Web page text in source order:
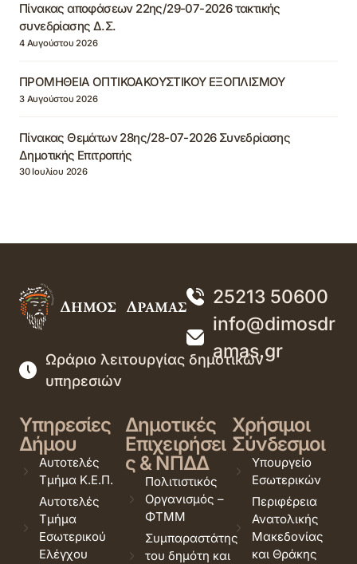
Πίνακας αποφάσεων 22ης/29-07-2026 τακτικής
συνεδρίασης Δ.Σ.
4 Αυγούστου 2026
ΠΡΟΜΗΘΕΙΑ ΟΠΤΙΚΟΑΚΟΥΣΤΙΚΟΥ ΕΞΟΠΛΙΣΜΟΥ
3 Αυγούστου 2026
Πίνακας Θεμάτων 28ης/28-07-2026 Συνεδρίασης
Δημοτικής Επιτροπής
30 Ιουλίου 2026
25213 50600
info@dimosdr
amas.gr
Ωράριο λειτουργίας δημοτικών
υπηρεσιών
Υπηρεσίες
Δήμου
Αυτοτελές
Τμήμα Κ.Ε.Π.
Αυτοτελές
Τμήμα
Εσωτερικού
Ελέγχου
Δημοτικές
Επιχειρήσει
ς & ΝΠΔΔ
Πολιτιστικός
Οργανισμός –
ΦΤΜΜ
Συμπαραστάτης
του δημότη και
Χρήσιμοι
Σύνδεσμοι
Υπουργείο
Εσωτερικών
Περιφέρεια
Ανατολικής
Μακεδονίας
και Θράκης